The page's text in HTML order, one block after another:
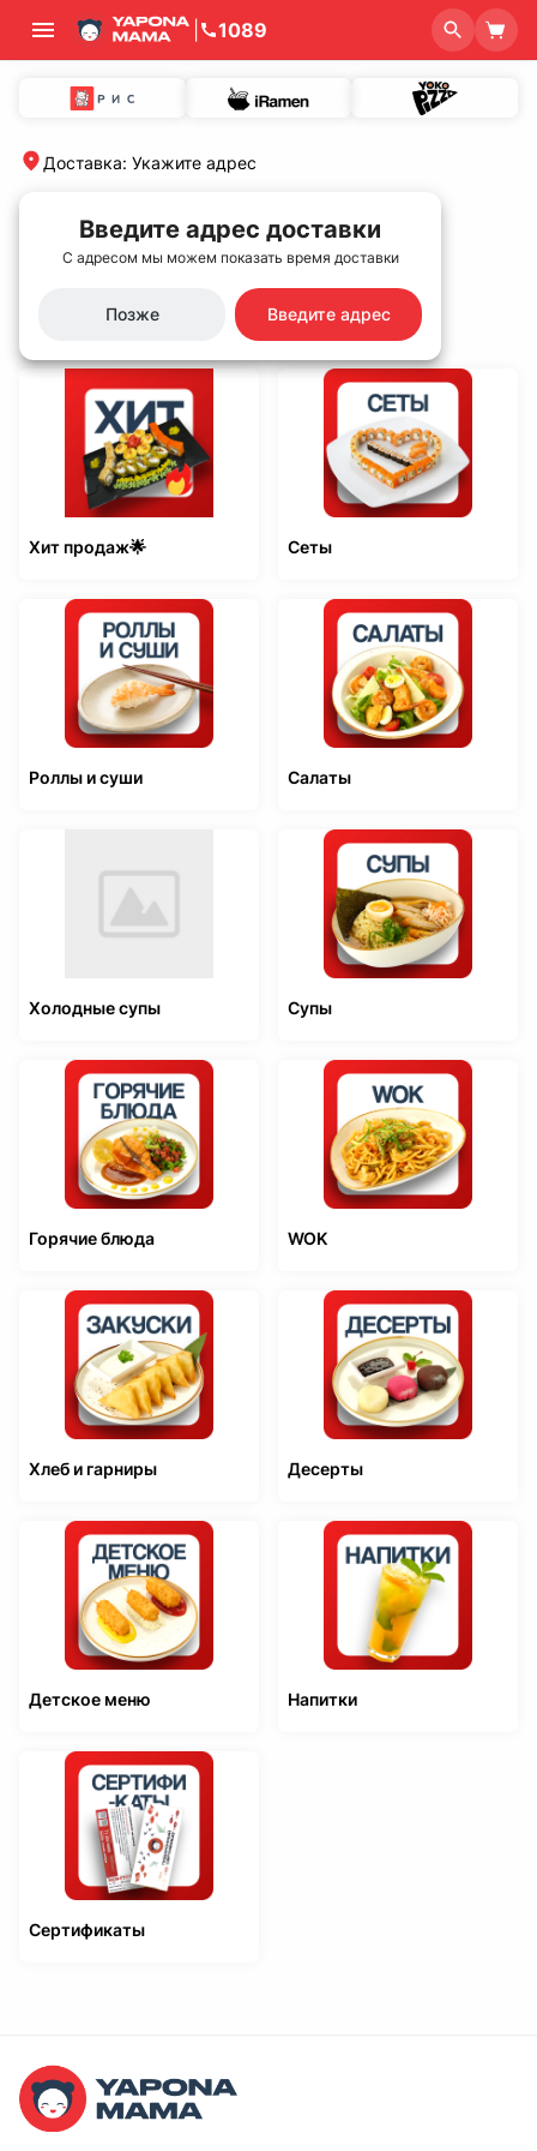
1089
Доставка: Укажите адрес
Категории
Хит продаж🌟 Сеты
Роллы и суши Салаты
Холодные супы Супы
Горячие блюда WOK
Хлеб и гарниры Десерты
Детское меню Напитки
Сертификаты
Введите адрес доставки
С адресом мы можем показать время доставки
Позже Введите адрес